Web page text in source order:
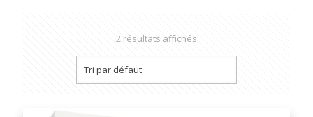
2 résultats affichés